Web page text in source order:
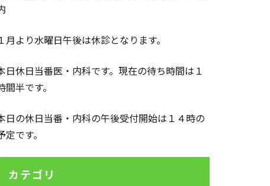
月より水曜日午後は休診となります。
日休日当番医・内科です。現在の待ち時間は１
間半です。
日の休日当番・内科の午後受付開始は１４時の
定です。
カテゴリ